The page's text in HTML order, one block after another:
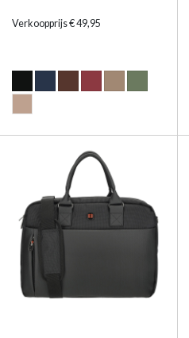
Verkoopprijs € 49,95